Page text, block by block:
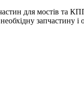
для мостів та
запчастину і